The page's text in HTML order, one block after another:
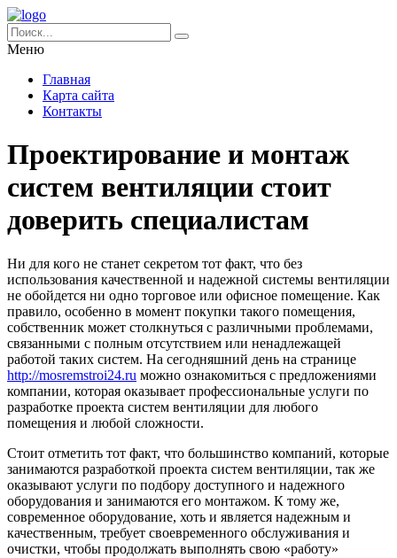
Меню
Главная
Карта сайта
Контакты
Проектирование и монтаж
систем вентиляции стоит
доверить специалистам
Ни для кого не станет секретом тот факт, что без
использования качественной и надежной системы вентиляции
не обойдется ни одно торговое или офисное помещение. Как
правило, особенно в момент покупки такого помещения,
собственник может столкнуться с различными проблемами,
связанными с полным отсутствием или ненадлежащей
работой таких систем. На сегодняшний день на странице
http://mosremstroi24.ru можно ознакомиться с предложениями
компании, которая оказывает профессиональные услуги по
разработке проекта систем вентиляции для любого
помещения и любой сложности.
Стоит отметить тот факт, что большинство компаний, которые
занимаются разработкой проекта систем вентиляции, так же
оказывают услуги по подбору доступного и надежного
оборудования и занимаются его монтажом. К тому же,
современное оборудование, хоть и является надежным и
качественным, требует своевременного обслуживания и
очистки, чтобы продолжать выполнять свою «работу»